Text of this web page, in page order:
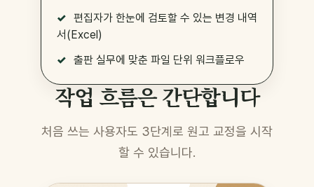
편집자가 한눈에 검토할 수 있는 변경 내역
서(Excel)
출판 실무에 맞춘 파일 단위 워크플로우
작업 흐름은 간단합니다
처음 쓰는 사용자도 3단계로 원고 교정을 시작
할 수 있습니다.